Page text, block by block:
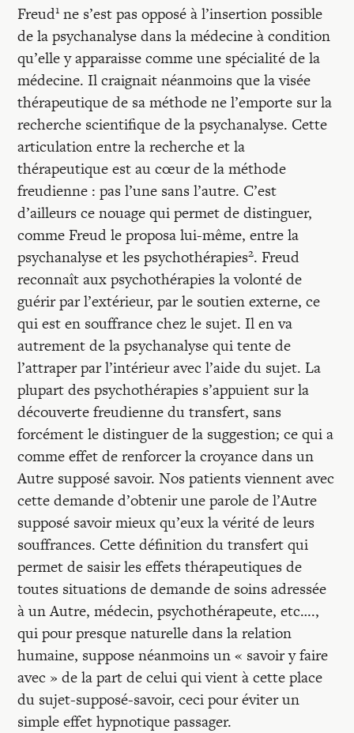
Colloque
Mon panier
Mon compte
Freud1 ne s’est pas opposé à l’insertion possible
de la psychanalyse dans la médecine à condition
qu’elle y apparaisse comme une spécialité de la
médecine. Il craignait néanmoins que la visée
thérapeutique de sa méthode ne l’emporte sur la
recherche scientifique de la psychanalyse. Cette
articulation entre la recherche et la
thérapeutique est au cœur de la méthode
freudienne : pas l’une sans l’autre. C’est
d’ailleurs ce nouage qui permet de distinguer,
comme Freud le proposa lui-même, entre la
psychanalyse et les psychothérapies2. Freud
reconnaît aux psychothérapies la volonté de
guérir par l’extérieur, par le soutien externe, ce
qui est en souffrance chez le sujet. Il en va
autrement de la psychanalyse qui tente de
l’attraper par l’intérieur avec l’aide du sujet. La
plupart des psychothérapies s’appuient sur la
découverte freudienne du transfert, sans
forcément le distinguer de la suggestion; ce qui a
comme effet de renforcer la croyance dans un
Autre supposé savoir. Nos patients viennent avec
cette demande d’obtenir une parole de l’Autre
supposé savoir mieux qu’eux la vérité de leurs
souffrances. Cette définition du transfert qui
permet de saisir les effets thérapeutiques de
toutes situations de demande de soins adressée
à un Autre, médecin, psychothérapeute, etc….,
qui pour presque naturelle dans la relation
humaine, suppose néanmoins un « savoir y faire
avec » de la part de celui qui vient à cette place
du sujet-supposé-savoir, ceci pour éviter un
simple effet hypnotique passager.